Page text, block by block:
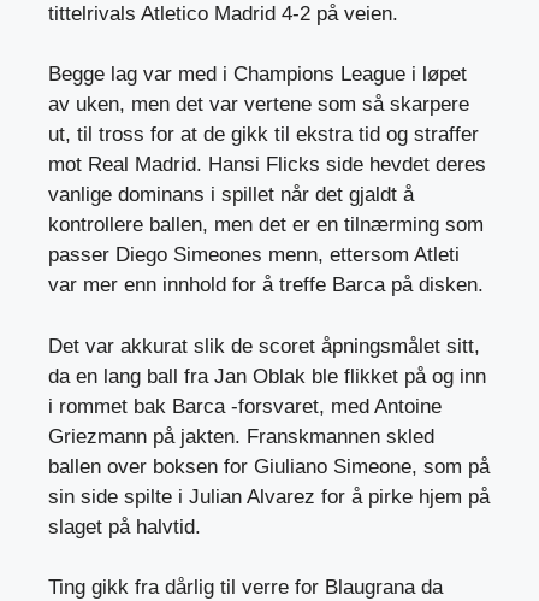
tittelrivals Atletico Madrid 4-2 på veien.
Begge lag var med i Champions League i løpet
av uken, men det var vertene som så skarpere
ut, til tross for at de gikk til ekstra tid og straffer
mot Real Madrid. Hansi Flicks side hevdet deres
vanlige dominans i spillet når det gjaldt å
kontrollere ballen, men det er en tilnærming som
passer Diego Simeones menn, ettersom Atleti
var mer enn innhold for å treffe Barca på disken.
Det var akkurat slik de scoret åpningsmålet sitt,
da en lang ball fra Jan Oblak ble flikket på og inn
i rommet bak Barca -forsvaret, med Antoine
Griezmann på jakten. Franskmannen skled
ballen over boksen for Giuliano Simeone, som på
sin side spilte i Julian Alvarez for å pirke hjem på
slaget på halvtid.
Ting gikk fra dårlig til verre for Blaugrana da